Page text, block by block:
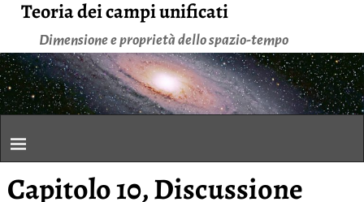
Teoria dei campi unificati
Dimensione e proprietà dello spazio-tempo
Capitolo 10, Discussione